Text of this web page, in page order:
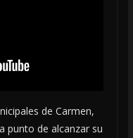
de Carmen,
punto de alcanzar su